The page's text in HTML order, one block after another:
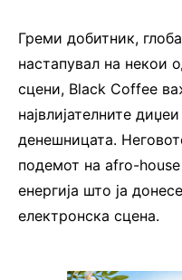
Греми добитник,
настапувал на некои
сцени, Black Coffee
највлијателните
денешницата.
подемот на afro-
енергија што ја
електронска сцена.